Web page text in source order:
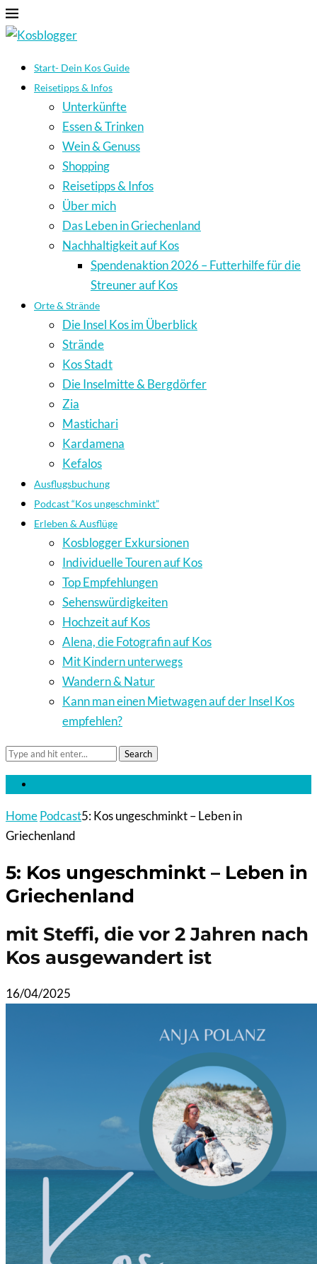
Start- Dein Kos Guide
Reisetipps & Infos
Unterkünfte
Essen & Trinken
Wein & Genuss
Shopping
Reisetipps & Infos
Über mich
Das Leben in Griechenland
Nachhaltigkeit auf Kos
Spendenaktion 2026 – Futterhilfe für die
Streuner auf Kos
Orte & Strände
Die Insel Kos im Überblick
Strände
Kos Stadt
Die Inselmitte & Bergdörfer
Zia
Mastichari
Kardamena
Kefalos
Ausflugsbuchung
Podcast “Kos ungeschminkt”
Erleben & Ausflüge
Kosblogger Exkursionen
Individuelle Touren auf Kos
Top Empfehlungen
Sehenswürdigkeiten
Hochzeit auf Kos
Alena, die Fotografin auf Kos
Mit Kindern unterwegs
Wandern & Natur
Kann man einen Mietwagen auf der Insel Kos
empfehlen?
Search
HomePodcast5: Kos ungeschminkt – Leben in
Griechenland
5: Kos ungeschminkt – Leben in
Griechenland
mit Steffi, die vor 2 Jahren nach
Kos ausgewandert ist
16/04/2025